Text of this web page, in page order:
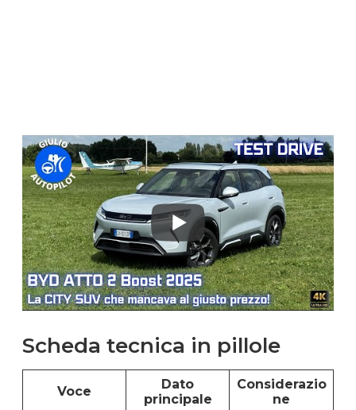
Scheda tecnica in pillole
Voce
Dato
principale
Considerazio
ne